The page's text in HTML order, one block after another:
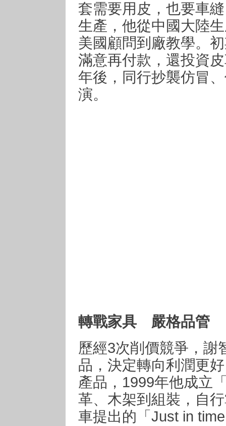
套需要用皮，也要車
生產，他從中國大陸
美國顧問到廠教學。
滿意再付款，還投資
年後，同行抄襲仿冒
演。
轉戰家具 嚴格品管
歷經3次削價競爭，謝
品，決定轉向利潤更
產品，1999年他成立
革、木架到組裝，自
車提出的「Just in